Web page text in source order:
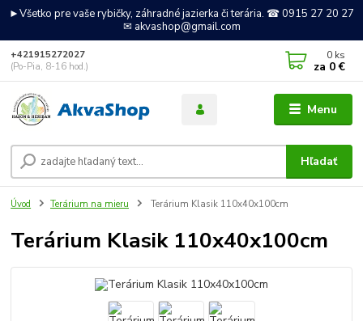
►Všetko pre vaše rybičky, záhradné jazierka či terária. ☎ 0915 27 20 27
✉ akvashop@gmail.com
Menu
Hľadať
+421915272027
(Po-Pia, 8-16 hod.)
0 ks
za 0 €
Úvod Terárium na mieru Terárium Klasik 110x40x100cm
Terárium Klasik 110x40x100cm